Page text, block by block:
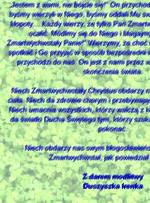
„Jestem z wami, nie bójcie się!” On
byśmy wierzyli w Niego, byśmy oddali Mu
kłopoty… Każdy wierzy, że tylko Pan
ocalić. Módlmy się do Niego i
Zmartwychwstały Panie!” Wierzymy, że
spotkać i Go przyjąć w sposób bezpośredni
przychodzi do nas. On jest z nami przez
skończenia świata.
Niech Zmartwychwstały Chrystus obdarzy
ciała. Niech da zdrowie chorym i
Niech umacnia wszystkich, którzy walczą z
da światło Ducha Świętego tym, którzy
pokonać.
Niech obdarzy nas swym
Zmartwychwstał, jak
Z darem modlitwy
Duszyczka Irenka